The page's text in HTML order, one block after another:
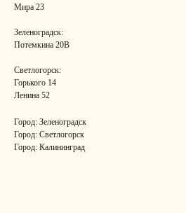
Мира 23
Зеленоградск:
Потемкина 20В
Светлогорск:
Горького 14
Ленина 52
Город: Зеленоградск
Город: Светлогорск
Город: Калининград